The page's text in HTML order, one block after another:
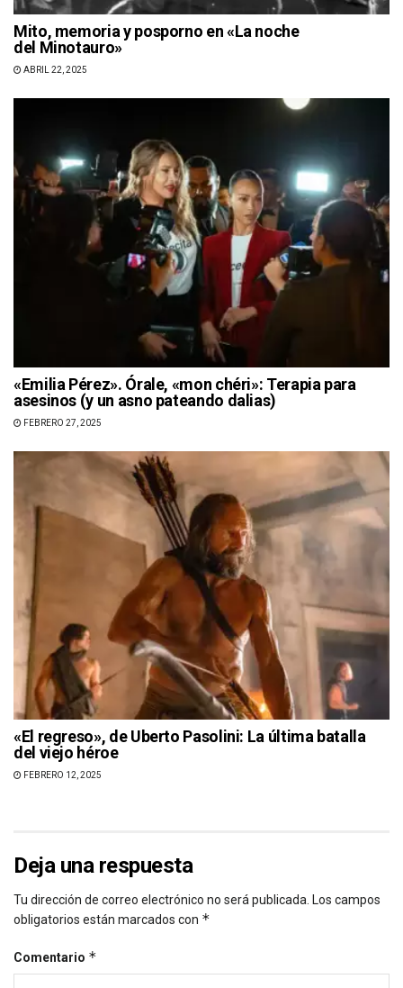
Mito, memoria y posporno en «La noche
del Minotauro»
ABRIL 22, 2025
«Emilia Pérez». Órale, «mon chéri»: Terapia para
asesinos (y un asno pateando dalias)
FEBRERO 27, 2025
«El regreso», de Uberto Pasolini: La última batalla
del viejo héroe
FEBRERO 12, 2025
Deja una respuesta
Tu dirección de correo electrónico no será publicada. Los campos
obligatorios están marcados con *
Comentario *